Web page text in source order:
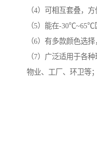
（4）可相互套叠，
（5）能在-30℃~65℃
（6）有多款颜色选
（7）广泛适用于各
物业、工厂、环卫等；